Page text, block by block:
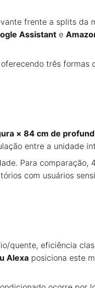
frente a splits da
Assistant e
oferecendo três formas
× 84 cm de
entre a unidade
Para comparação,
com usuários
quente, eficiência
Alexa posiciona este